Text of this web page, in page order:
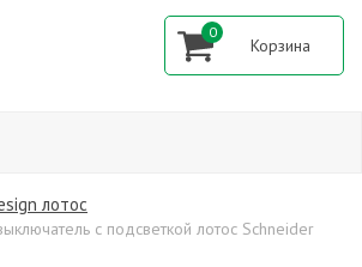
0
лотос
с подсветкой лотос Schneider